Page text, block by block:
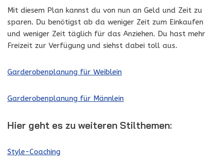
Mit diesem Plan kannst du von nun an Geld und Zeit zu
sparen. Du benötigst ab da weniger Zeit zum Einkaufen
und weniger Zeit täglich für das Anziehen. Du hast mehr
Freizeit zur Verfügung und siehst dabei toll aus.
Garderobenplanung für Weiblein
Garderobenplanung für Männlein
Hier geht es zu weiteren Stilthemen:
Style-Coaching